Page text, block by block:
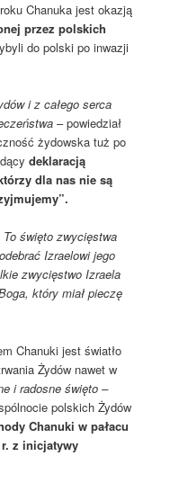
Chanuka jest okazją
przez polskich
do polski po inwazji
i z całego serca
– powiedział
żydowska tuż po
deklaracją
dla nas nie są
święto zwycięstwa
Izraelowi jego
zwycięstwo Izraela
który miał pieczę
Chanuki jest światło
Żydów nawet w
i radosne święto –
polskich Żydów
Chanuki w pałacu
r. z inicjatywy